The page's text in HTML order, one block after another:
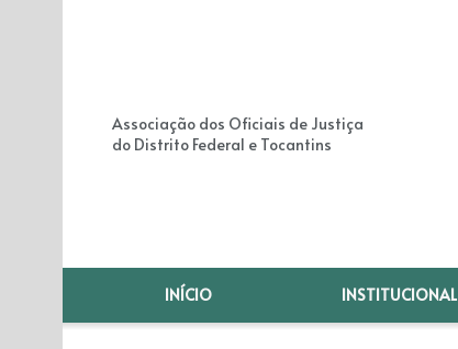
Associação dos Oficiais de Justiça
do Distrito Federal e Tocantins
INÍCIO INSTITUCIONAL